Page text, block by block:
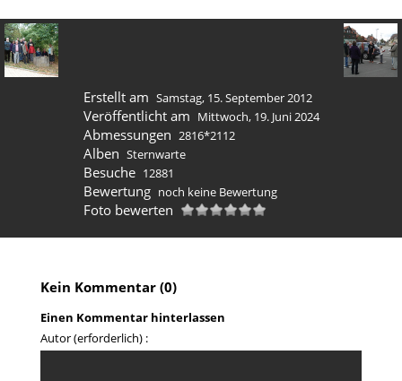
Erstellt am Samstag, 15. September 2012
Veröffentlicht am Mittwoch, 19. Juni 2024
Abmessungen 2816*2112
Alben Sternwarte
Besuche 12881
Bewertung noch keine Bewertung
Foto bewerten
Kein Kommentar (0)
Einen Kommentar hinterlassen
Autor (erforderlich) :